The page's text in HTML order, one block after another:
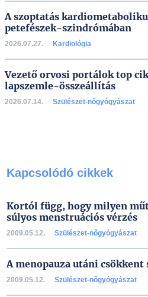
A szoptatás
petefészek-szindrómában
2026.07.27. Kardiológia
Vezető orvosi portálok top
lapszemle-összeállítás
2026.07.14. Szülészet-nőgyógyászat
Kapcsolódó cikkek
Kortól függ, hogy milyen
súlyos menstruációs vérzés
2009.05.12. Szülészet-nőgyógyászat
A menopauza utáni csökkent
2009.05.12. Szülészet-nőgyógyászat